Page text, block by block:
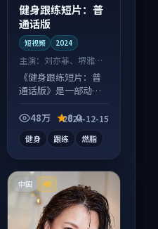
健身跟练短片：普
通话版
短视频 2024
主演： 刘亦菲、堺雅人
等
《健身跟练短片：普
通话版》是一部动作
元素齐全，观感爽快
48万 8.0
2024-12-15
健身 跟练 燃脂
中国 4K